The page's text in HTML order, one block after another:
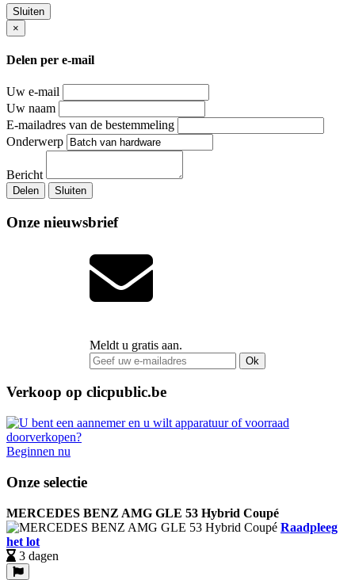
Sluiten
×
Delen per e-mail
Uw e-mail
Uw naam
E-mailadres van de bestemmeling
Onderwerp
Bericht
Delen Sluiten
Onze nieuwsbrief
Meldt u gratis aan.
Ok
Verkoop op clicpublic.be
Beginnen nu
Onze selectie
MERCEDES BENZ AMG GLE 53 Hybrid Coupé
Raadpleeg
het lot
3 dagen